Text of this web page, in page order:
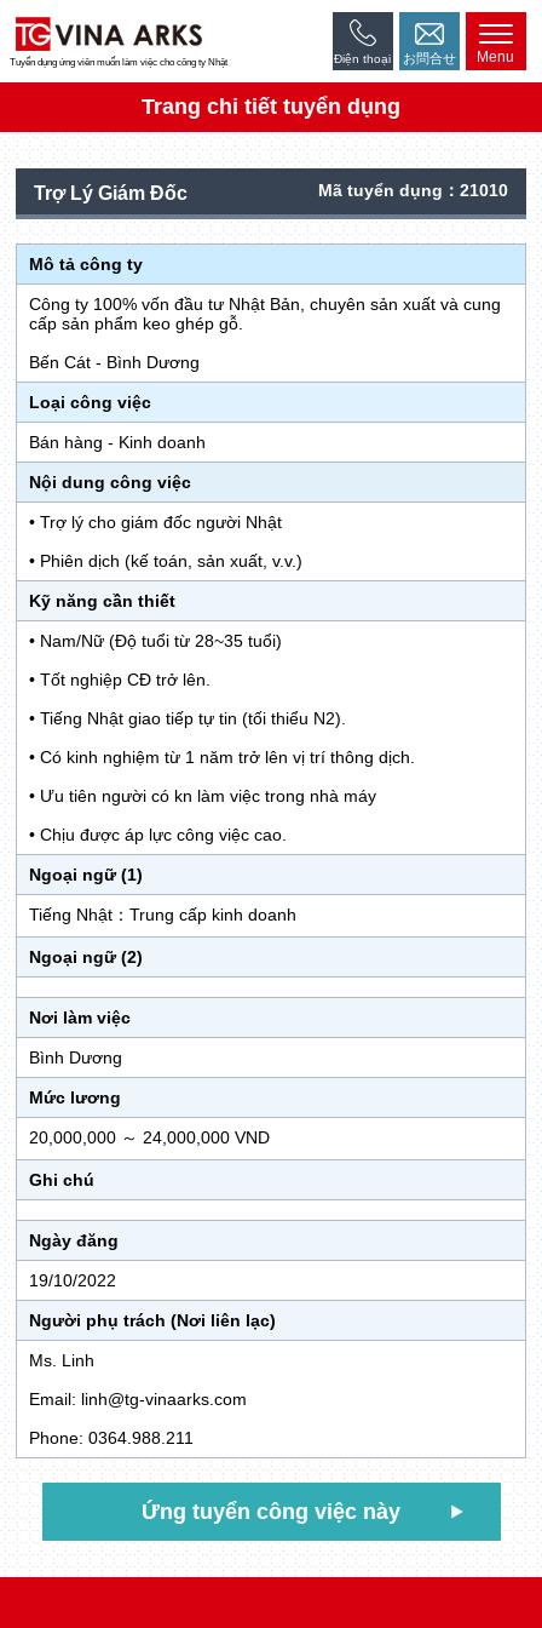
Tuyển dụng ứng viên muốn làm việc cho công ty Nhật Điện thoại お問合せ Menu
Trang chi tiết tuyển dụng
Trợ Lý Giám Đốc Mã tuyển dụng：21010
Mô tả công ty
Công ty 100% vốn đầu tư Nhật Bản, chuyên sản xuất và cung
cấp sản phẩm keo ghép gỗ.
Bến Cát - Bình Dương
Loại công việc
Bán hàng - Kinh doanh
Nội dung công việc
• Trợ lý cho giám đốc người Nhật
• Phiên dịch (kế toán, sản xuất, v.v.)
Kỹ năng cần thiết
• Nam/Nữ (Độ tuổi từ 28~35 tuổi)
• Tốt nghiệp CĐ trở lên.
• Tiếng Nhật giao tiếp tự tin (tối thiểu N2).
• Có kinh nghiệm từ 1 năm trở lên vị trí thông dịch.
• Ưu tiên người có kn làm việc trong nhà máy
• Chịu được áp lực công việc cao.
Ngoại ngữ (1)
Tiếng Nhật：Trung cấp kinh doanh
Ngoại ngữ (2)
Nơi làm việc
Bình Dương
Mức lương
20,000,000 ～ 24,000,000 VND
Ghi chú
Ngày đăng
19/10/2022
Người phụ trách (Nơi liên lạc)
Ms. Linh
Email: linh@tg-vinaarks.com
Phone: 0364.988.211
Ứng tuyển công việc này